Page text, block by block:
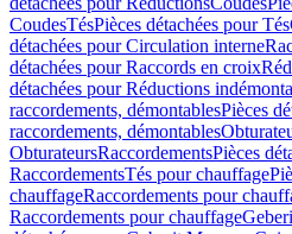
CoudesTésPièces détachées pour Tés
détachées pour Circulation interne
détachées pour Raccords en croix
détachées pour Réductions
raccordements, démontablesPièces
raccordements, démontables
ObturateursRaccordementsPièces
RaccordementsTés pour chauffage
chauffageRaccordements pour
Raccordements pour chauffage